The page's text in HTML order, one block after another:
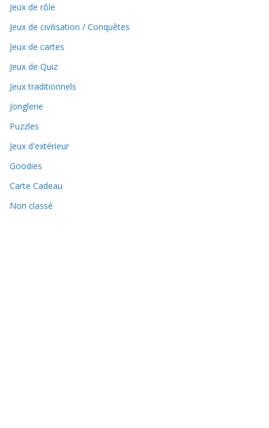
Jeux de rôle
Jeux de civilisation / Conquêtes
Jeux de cartes
Jeux de Quiz
Jeux traditionnels
Jonglerie
Puzzles
Jeux d'extérieur
Goodies
Carte Cadeau
Non classé